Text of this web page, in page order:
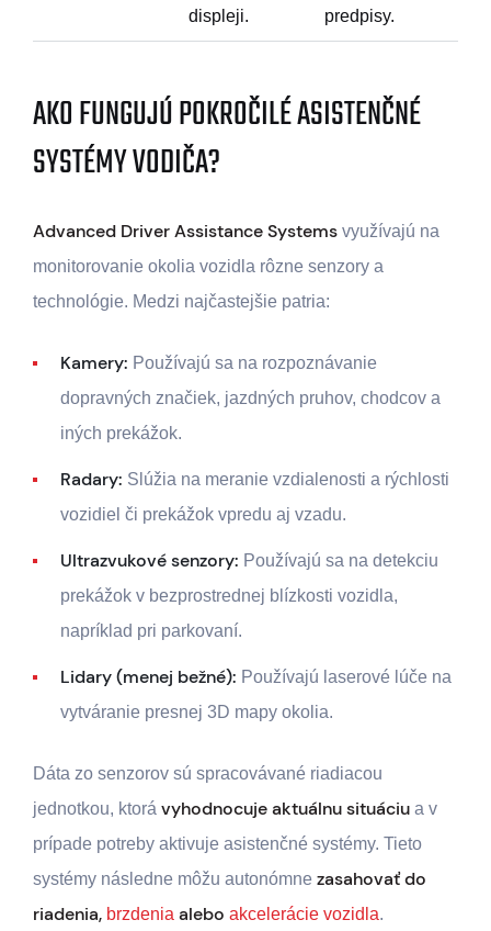
displeji.
predpisy.
AKO FUNGUJÚ POKROČILÉ ASISTENČNÉ
SYSTÉMY VODIČA?
Advanced Driver Assistance Systems využívajú na
monitorovanie okolia vozidla rôzne senzory a
technológie. Medzi najčastejšie patria:
Kamery: Používajú sa na rozpoznávanie
dopravných značiek, jazdných pruhov, chodcov a
iných prekážok.
Radary: Slúžia na meranie vzdialenosti a rýchlosti
vozidiel či prekážok vpredu aj vzadu.
Ultrazvukové senzory: Používajú sa na detekciu
prekážok v bezprostrednej blízkosti vozidla,
napríklad pri parkovaní.
Lidary (menej bežné): Používajú laserové lúče na
vytváranie presnej 3D mapy okolia.
Dáta zo senzorov sú spracovávané riadiacou
jednotkou, ktorá vyhodnocuje aktuálnu situáciu a v
prípade potreby aktivuje asistenčné systémy. Tieto
systémy následne môžu autonómne zasahovať do
riadenia, brzdenia alebo akcelerácie vozidla.